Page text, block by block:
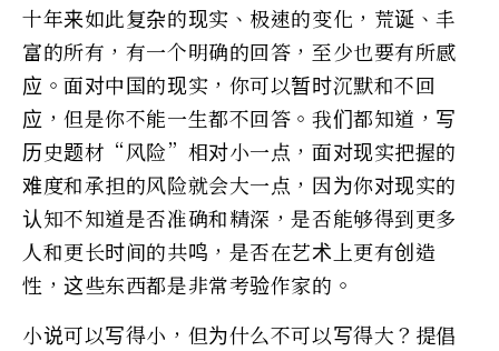
十年来如此复杂的现实、极速的变化，荒诞、丰
富的所有，有一个明确的回答，至少也要有所感
应。面对中国的现实，你可以暂时沉默和不回
应，但是你不能一生都不回答。我们都知道，写
历史题材“风险”相对小一点，面对现实把握的
难度和承担的风险就会大一点，因为你对现实的
认知不知道是否准确和精深，是否能够得到更多
人和更长时间的共鸣，是否在艺术上更有创造
性，这些东西都是非常考验作家的。
小说可以写得小，但为什么不可以写得大？提倡